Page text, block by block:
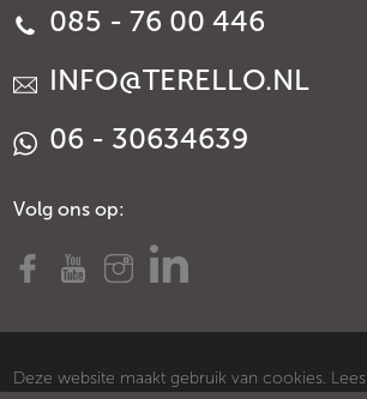
085 - 76 00 446
INFO@TERELLO.NL
06 - 30634639
Volg ons op:
Deze website maakt gebruik van cookies. Lees